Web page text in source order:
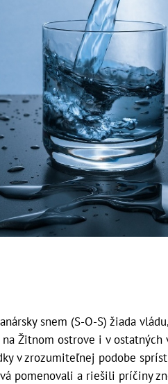
snem (S-O-S) žiada
Žitnom ostrove i v ostatných
v zrozumiteľnej podobe
pomenovali a riešili príčiny